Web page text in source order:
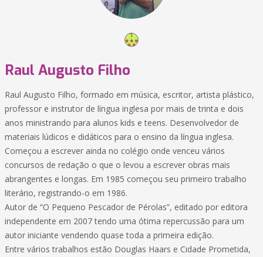
Raul Augusto Filho
Raul Augusto Filho, formado em música, escritor, artista plástico,
professor e instrutor de língua inglesa por mais de trinta e dois
anos ministrando para alunos kids e teens. Desenvolvedor de
materiais lúdicos e didáticos para o ensino da língua inglesa.
Começou a escrever ainda no colégio onde venceu vários
concursos de redação o que o levou a escrever obras mais
abrangentes e longas. Em 1985 começou seu primeiro trabalho
literário, registrando-o em 1986.
Autor de “O Pequeno Pescador de Pérolas”, editado por editora
independente em 2007 tendo uma ótima repercussão para um
autor iniciante vendendo quase toda a primeira edição.
Entre vários trabalhos estão Douglas Haars e Cidade Prometida,